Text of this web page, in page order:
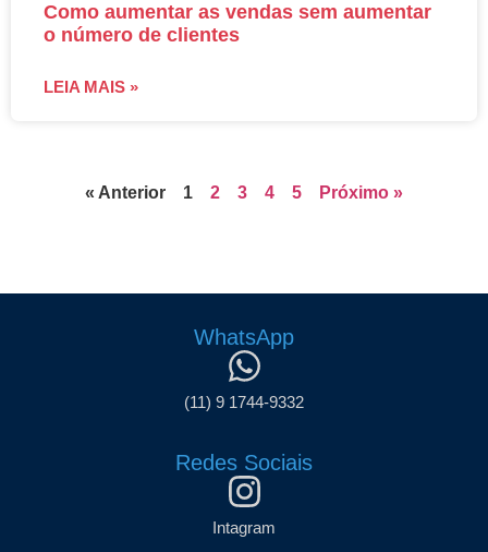
Como aumentar as vendas sem aumentar
o número de clientes
LEIA MAIS »
« Anterior 1 2 3 4 5 Próximo »
WhatsApp
(11) 9 1744-9332
Redes Sociais
Intagram